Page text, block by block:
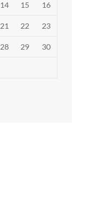
14 15 16
21 22 23
28 29 30